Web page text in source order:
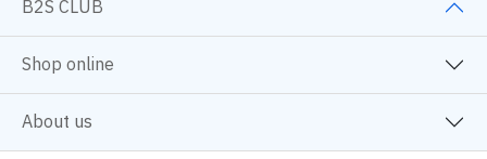
B2S CLUB
Shop online
About us